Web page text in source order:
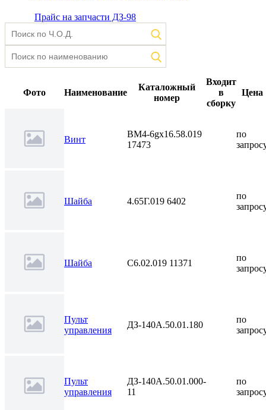
Прайс на запчасти ДЗ-98
Фото Наименование
Каталожный
номер
Входит
в
сборку
Цена
Винт
BМ4-6gх16.58.019
17473
по
Шайба 4.65Г.019 6402
по
Шайба С6.02.019 11371
по
Пульт
управления
ДЗ-140А.50.01.180
по
Пульт
управления
ДЗ-140А.50.01.000-
11
по